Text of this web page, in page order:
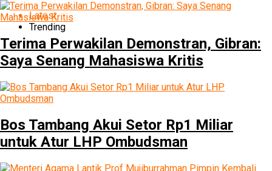
Latest
Trending
Terima Perwakilan Demonstran, Gibran:
Saya Senang Mahasiswa Kritis
Bos Tambang Akui Setor Rp1 Miliar
untuk Atur LHP Ombudsman